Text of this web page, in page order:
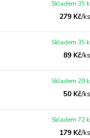
279 Kč/ks
Skladem 35
89 Kč/ks
Skladem 35
50 Kč/ks
Skladem 29
179 Kč/ks
Skladem 72